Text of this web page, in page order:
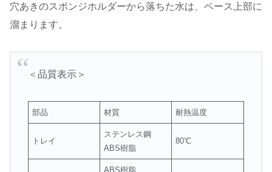
穴あきのスポンジホルダーから落ちた水は、ベース上部に
溜まります。
＜品質表示＞
部品 材質 耐熱温度
トレイ
ステンレス鋼
ABS樹脂
80℃
ABS樹脂